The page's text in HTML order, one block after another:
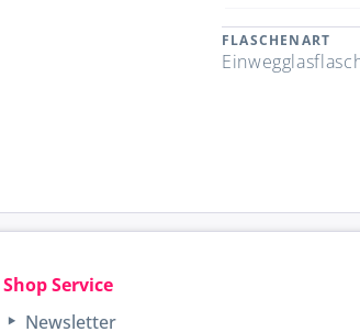
FLASCHENART
Shop Service
Newsletter